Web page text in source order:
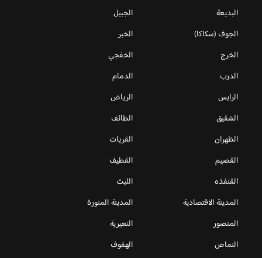
البديعة
الجبيل
الجوف (سكاكا)
الخبر
الخرج
الخفجي
الدرب
الدمام
الرايس
الرياض
الشقيق
الطائف
الظهران
القريات
القصيم
القطيف
القنفذه
الليث
المدينة الاقتصادية
المدينة المنورة
المنصور
النعيرية
النماص
الهفوف